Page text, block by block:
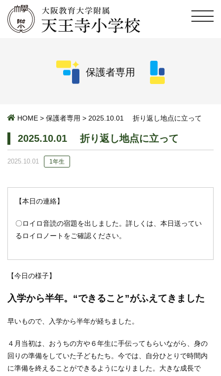
保護者専用
HOME > 保護者専用 > 2025.10.01 折り返し地点に立って
2025.10.01 折り返し地点に立って
2025.10.01 1年生
【本日の連絡】
〇ロイロ音読の宿題を出しました。詳しくは、本日送ってい
るロイロノートをご確認ください。
【今日の様子】
入学から半年。“できること”がふえてきました
早いもので、入学から半年が経ちました。
４月当初は、おうちの方や６年生に手伝ってもらいながら、身の
回りの準備をしていた子どもたち。今では、自分ひとりで時間内
に準備を終えることができるようになりました。大きな成長で